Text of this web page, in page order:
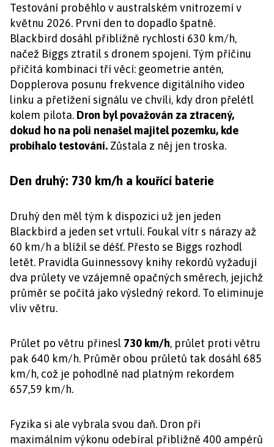
Testování proběhlo v australském vnitrozemí v
květnu 2026. První den to dopadlo špatně.
Blackbird dosáhl přibližně rychlosti 630 km/h,
načež Biggs ztratil s dronem spojení. Tým příčinu
přičítá kombinaci tří věcí: geometrie antén,
Dopplerova posunu frekvence digitálního video
linku a přetížení signálu ve chvíli, kdy dron přelétl
kolem pilota. Dron byl považován za ztracený,
dokud ho na poli nenašel majitel pozemku, kde
probíhalo testování. Zůstala z něj jen troska.
Den druhý: 730 km/h a kouřící baterie
Druhý den měl tým k dispozici už jen jeden
Blackbird a jeden set vrtulí. Foukal vítr s nárazy až
60 km/h a blížil se déšť. Přesto se Biggs rozhodl
letět. Pravidla Guinnessovy knihy rekordů vyžadují
dva průlety ve vzájemně opačných směrech, jejichž
průměr se počítá jako výsledný rekord. To eliminuje
vliv větru.
Průlet po větru přinesl 730 km/h, průlet proti větru
pak 640 km/h. Průměr obou průletů tak dosáhl 685
km/h, což je pohodlně nad platným rekordem
657,59 km/h.
Fyzika si ale vybrala svou daň. Dron při
maximálním výkonu odebíral přibližně 400 ampérů